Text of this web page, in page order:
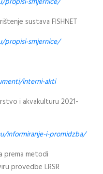
sustava FISHNET
propisi-smjernice/
interni-akti
i akvakulturu 2021-
informiranje-i-promidzba/
prema metodi
provedbe LRSR